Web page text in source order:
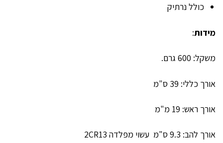
כולל נרתיק
מידות:
משקל: 600 גרם.
אורך כללי: 39 ס"מ
אורך ראש: 19 מ"מ
אורך להב: 9.3 ס"מ עשוי מפלדה 2CR13